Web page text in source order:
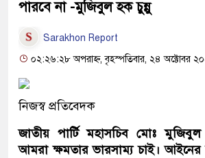
পারবে না -মুজিবুল হক চুন্নু
Sarakhon Report
০২:২৬:২৮ অপরাহ্ন, বৃহস্পতিবার, ২৪ অক্টোবর
নিজস্ব প্রতিবেদক
জাতীয় পার্টি মহাসচিব মোঃ
আমরা ক্ষমতার ভারসাম্য চাই। আইনের